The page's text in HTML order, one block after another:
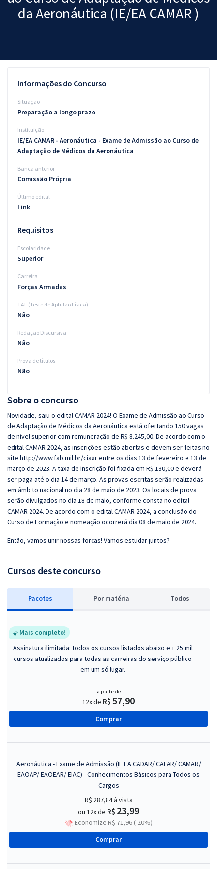
Questões grátis
Blog
da Aeronáutica (IE/EA CAMAR )
Sobre o concurso
Novidade, saiu o edital CAMAR 2024! O Exame de Admissão ao Curso
de Adaptação de Médicos da Aeronáutica está ofertando 150 vagas
de nível superior com remuneração de R$ 8.245,00. De acordo com o
edital CAMAR 2024, as inscrições estão abertas e devem ser feitas no
site http://www.fab.mil.br/ciaar entre os dias 13 de fevereiro e 13 de
março de 2023. A taxa de inscrição foi fixada em R$ 130,00 e deverá
ser paga até o dia 14 de março. As provas escritas serão realizadas
em âmbito nacional no dia 28 de maio de 2023. Os locais de prova
serão divulgados no dia 18 de maio, conforme consta no edital
CAMAR 2024. De acordo com o edital CAMAR 2024, a conclusão do
Curso de Formação e nomeação ocorrerá dia 08 de maio de 2024.
Então, vamos unir nossas forças! Vamos estudar juntos?
Cursos deste concurso
Pacotes Por matéria Todos
Mais completo!
Assinatura ilimitada: todos os cursos listados abaixo e + 25 mil
cursos atualizados para todas as carreiras do serviço público
em um só lugar.
a partir de
12x de R$ 57,90
Comprar
Aeronáutica - Exame de Admissão (IE EA CADAR/ CAFAR/ CAMAR/
EAOAP/ EAOEAR/ EIAC) - Conhecimentos Básicos para Todos os
Cargos
R$ 287,84à vista
ou 12x de R$ 23,99
Economize R$ 71,96 (-20%)
Comprar
Informações do Concurso
Situação
Preparação a longo prazo
Instituição
IE/EA CAMAR - Aeronáutica - Exame de Admissão ao Curso de
Adaptação de Médicos da Aeronáutica
Banca anterior
Comissão Própria
Último edital
Link
Requisitos
Escolaridade
Superior
Carreira
Forças Armadas
TAF (Teste de Aptidão Física)
Não
Redação Discursiva
Não
Prova de títulos
Não